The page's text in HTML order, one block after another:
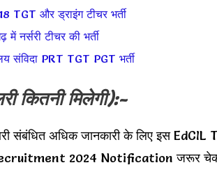
TGT और ड्राइंग टीचर भर्ती
में नर्सरी टीचर की भर्ती
संविदा PRT TGT PGT भर्ती
कितनी मिलेगी):-
संबंधित अधिक जानकारी के लिए इस EdCIL
2024 Notification जरूर